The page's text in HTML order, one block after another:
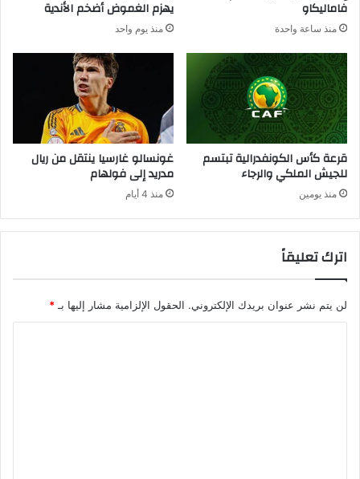
فاماليكاو
منذ ساعة واحدة
يهزم الغموض أضخم الأندية
منذ يوم واحد
قرعة كأس الكونفدرالية تبتسم
للجيش الملكي والرجاء
منذ يومين
غونسالو غارسيا ينتقل من ريال
مدريد إلى فولهام
منذ 4 أيام
اترك تعليقاً
لن يتم نشر عنوان بريدك الإلكتروني. الحقول الإلزامية مشار إليها بـ *